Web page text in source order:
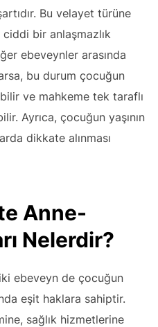
Bu velayet türüne
bir anlaşmazlık
ebeveynler arasında
bu durum çocuğun
ve mahkeme tek taraflı
Ayrıca, çocuğun yaşının
dikkate alınması
Anne-
Nelerdir?
ebeveyn de çocuğun
eşit haklara sahiptir.
sağlık hizmetlerine